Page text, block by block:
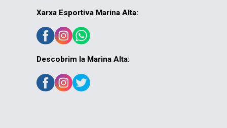
Xarxa Esportiva Marina Alta:
Descobrim la Marina Alta: